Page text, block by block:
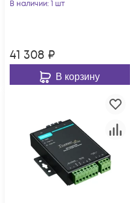
В наличии: 1 шт
41 308 ₽
В корзину